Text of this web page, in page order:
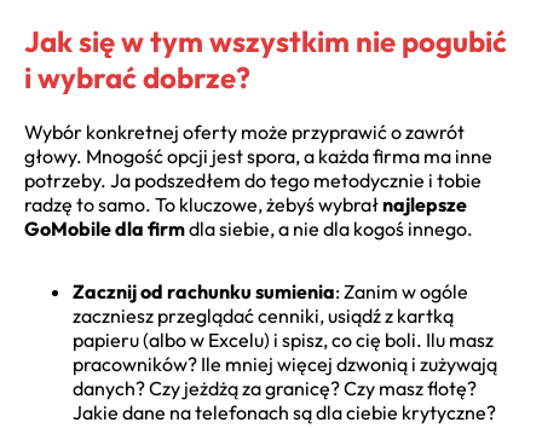
Jak się w tym wszystkim nie pogubić
i wybrać dobrze?
Wybór konkretnej oferty może przyprawić o zawrót
głowy. Mnogość opcji jest spora, a każda firma ma inne
potrzeby. Ja podszedłem do tego metodycznie i tobie
radzę to samo. To kluczowe, żebyś wybrałnajlepsze
GoMobile dla firmdla siebie, a nie dla kogoś innego.
Zacznij od rachunku sumienia: Zanim w ogóle
zaczniesz przeglądać cenniki, usiądź z kartką
papieru (albo w Excelu) i spisz, co cię boli. Ilu masz
pracowników? Ile mniej więcej dzwonią i zużywają
danych? Czy jeżdżą za granicę? Czy masz flotę?
Jakie dane na telefonach są dla ciebie krytyczne?